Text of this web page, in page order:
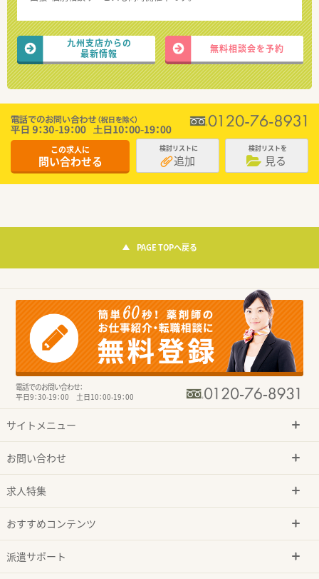
九州支店からの
最新情報
無料相談会を予約
この求人に
問い合わせる
検討リストに
追加
検討リストを
見る
PAGE TOPへ戻る
電話でのお問い合わせ：
平日9：30-19：00 土日10：00-19：00
サイトメニュー
お問い合わせ
求人特集
おすすめコンテンツ
派遣サポート